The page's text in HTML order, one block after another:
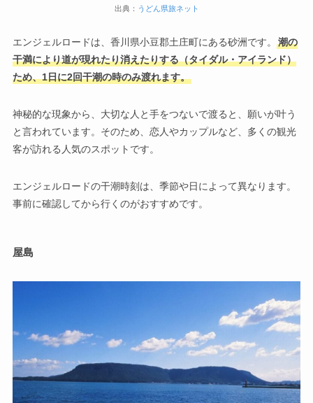
出典： うどん県旅ネット
エンジェルロードは、香川県小豆郡土庄町にある砂洲です。
潮の
干満により道が現れたり消えたりする（タイダル・アイランド）
ため、1日に2回干潮の時のみ渡れます。
神秘的な現象から、大切な人と手をつないで渡ると、願いが叶う
と言われています。そのため、恋人やカップルなど、多くの観光
客が訪れる人気のスポットです。
エンジェルロードの干潮時刻は、季節や日によって異なります。
事前に確認してから行くのがおすすめです。
屋島